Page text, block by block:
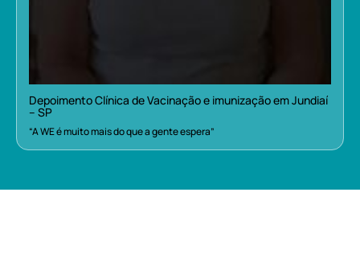
Depoimento Clínica de Vacinação e imunização em Jundiaí
– SP
“A WE é muito mais do que a gente espera”